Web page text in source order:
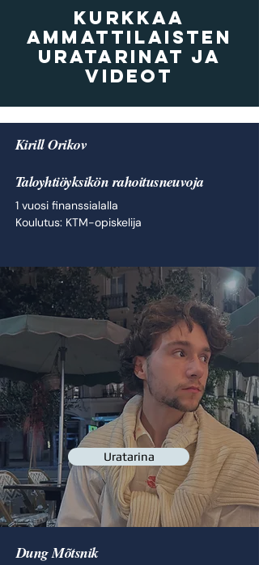
Kurkkaa
ammattilaisten
uratarinat ja
videot
Kirill Orikov
Taloyhtiöyksikön rahoitusneuvoja
1 vuosi finanssialalla
Koulutus: KTM-opiskelija
Uratarina
Dung Mõtsnik